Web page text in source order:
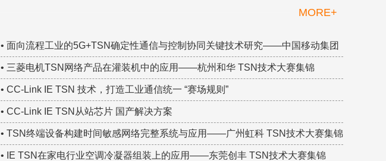
MORE+
• 面向流程工业的5G+TSN确定性通信与控制协同关键技术研究——中国移动集团
研究院 TSN技术大赛集锦
• 三菱电机TSN网络产品在灌装机中的应用——杭州和华 TSN技术大赛集锦
• CC-Link IE TSN 技术，打造工业通信统一 “赛场规则”
• CC-Link IE TSN从站芯片 国产解决方案
• TSN终端设备构建时间敏感网络完整系统与应用——广州虹科 TSN技术大赛集锦
• IE TSN在家电行业空调冷凝器组装上的应用——东莞创丰 TSN技术大赛集锦